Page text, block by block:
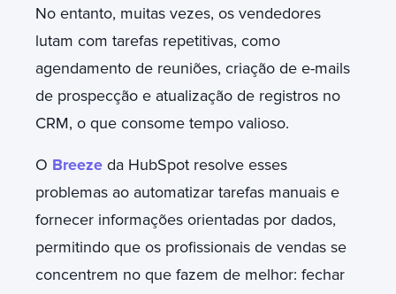
No entanto, muitas vezes, os vendedores
lutam com tarefas repetitivas, como
agendamento de reuniões, criação de e-mails
de prospecção e atualização de registros no
CRM, o que consome tempo valioso.
O Breeze da HubSpot resolve esses
problemas ao automatizar tarefas manuais e
fornecer informações orientadas por dados,
permitindo que os profissionais de vendas se
concentrem no que fazem de melhor: fechar